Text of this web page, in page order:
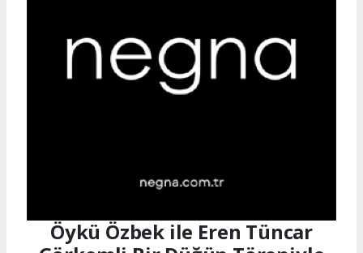
Öykü Özbek ile Eren Tüncar